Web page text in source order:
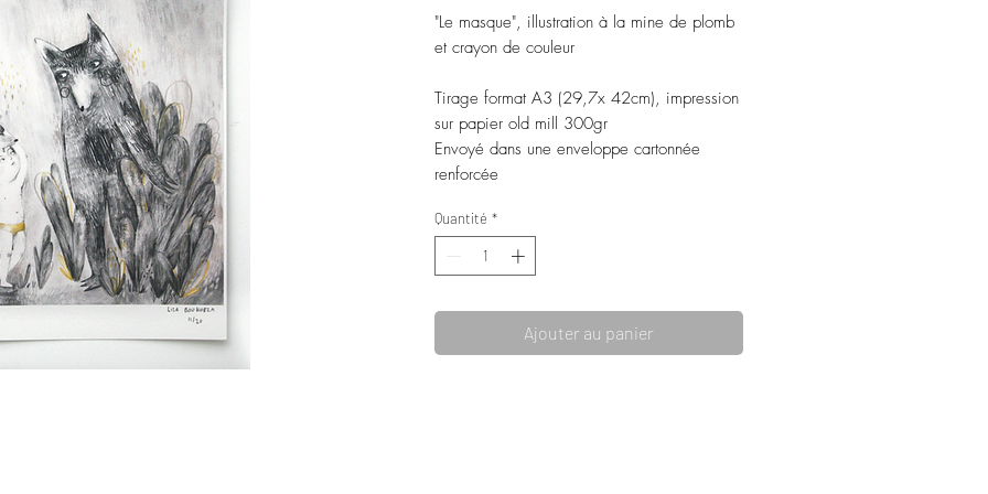
"Le masque", illustration à la mine de plomb
et crayon de couleur
Tirage format A3 (29,7x 42cm), impression
sur papier old mill 300gr
Envoyé dans une enveloppe cartonnée
renforcée
Quantité *
Ajouter au panier